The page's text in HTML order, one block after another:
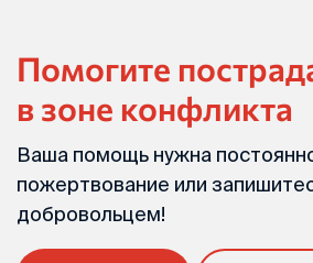
Помогите
в зоне конфликта
Ваша помощь нужна
пожертвование или
добровольцем!